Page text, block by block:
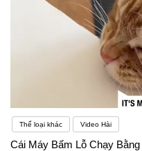
Thể loại khác Video Hài
Cái Máy Bấm Lỗ Chạy